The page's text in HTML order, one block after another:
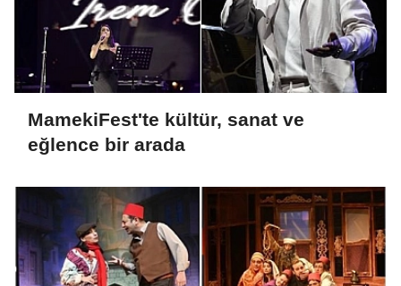
MamekiFest'te kültür, sanat ve
eğlence bir arada